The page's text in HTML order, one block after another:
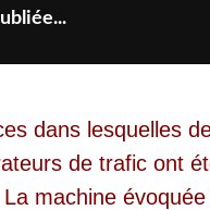
dans lesquelles
de trafic ont
machine